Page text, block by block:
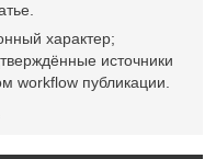
характер;
источники
workflow публикации.